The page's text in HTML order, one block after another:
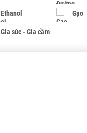
Ethanol Gạo
Gia súc - Gia cầm